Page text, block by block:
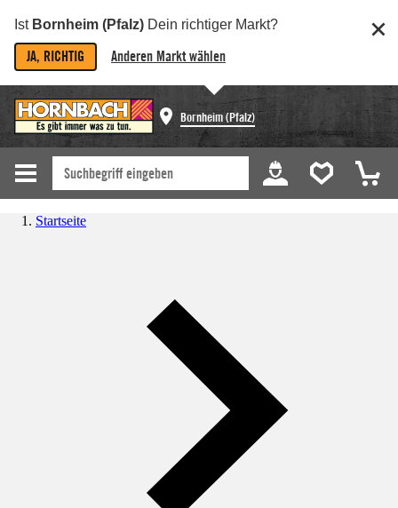
Ist Bornheim (Pfalz) Dein richtiger Markt?
JA, RICHTIG Anderen Markt wählen
Bornheim (Pfalz)
Startseite